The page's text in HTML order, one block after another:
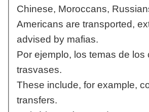
Chinese, Moroccans,
Americans are transported,
advised by mafias.
Por ejemplo, los temas de los
trasvases.
These include, for example,
transfers.